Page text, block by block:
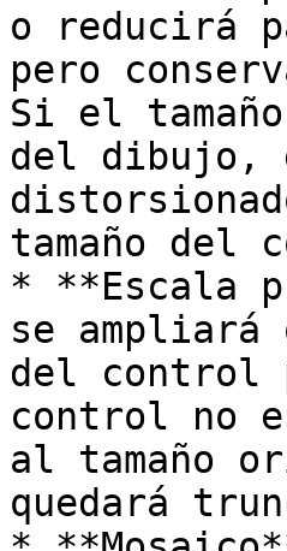
o reducirá
pero
Si el
del dibujo,
tamaño del
* **Escala
se ampliará
del control
control no
al tamaño
quedará